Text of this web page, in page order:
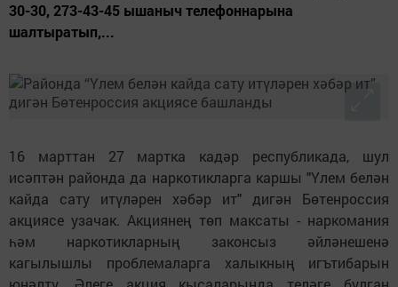
30-30, 273-43-45 ышаныч телефоннарына
шалтыратып,...
16 марттан 27 мартка кадәр республикада, шул
исәптән районда да наркотикларга каршы "Үлем белән
кайда сату итүләрен хәбәр ит" дигән Бөтенроссия
акциясе узачак. Акциянең төп максаты - наркомания
һәм наркотикларның законсыз әйләнешенә
кагылышлы проблемаларга халыкның игътибарын